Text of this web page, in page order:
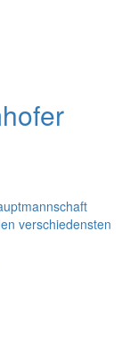
verschiedensten